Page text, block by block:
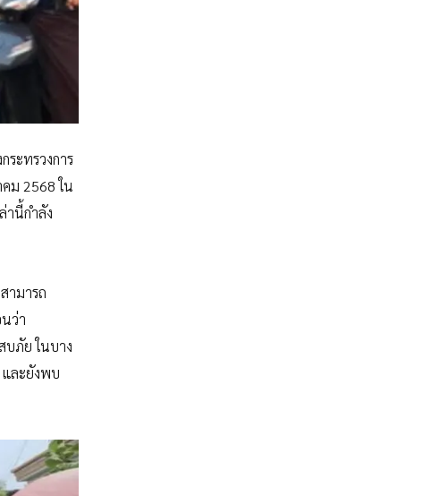
ะทรวงการ
ม 2568 ใน
านี้กำลัง
ามารถ
ว่า
บภัย ในบาง
ละยังพบ